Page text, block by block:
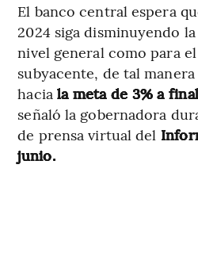
El banco central espera
2024 siga disminuyendo
nivel general como para
subyacente, de tal
hacia la meta de 3% a
señaló la gobernadora
de prensa virtual del
junio.